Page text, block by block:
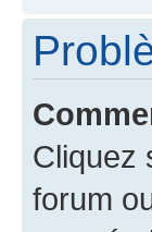
Cliquez
forum